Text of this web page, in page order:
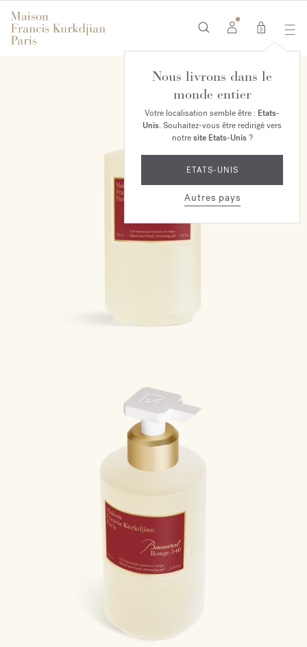
0
Nous livrons dans le
monde entier
Votre localisation semble être : Etats-
Unis. Souhaitez-vous être redirigé vers
notresite Etats-Unis?
ETATS-UNIS
Autres pays